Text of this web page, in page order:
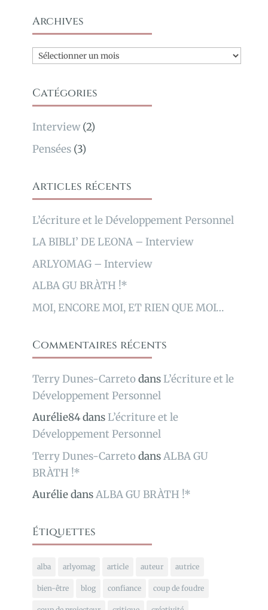
Archives
Archives
Catégories
Interview(2)
Pensées(3)
Articles récents
L’écriture et le Développement Personnel
LA BIBLI’ DE LEONA – Interview
ARLYOMAG – Interview
ALBA GU BRÀTH !*
MOI, ENCORE MOI, ET RIEN QUE MOI…
Commentaires récents
Terry Dunes-CarretodansL’écriture et le
Développement Personnel
Aurélie84dansL’écriture et le
Développement Personnel
Terry Dunes-CarretodansALBA GU
BRÀTH !*
AuréliedansALBA GU BRÀTH !*
Étiquettes
alba arlyomag article auteur autrice
bien-être blog confiance coup de foudre